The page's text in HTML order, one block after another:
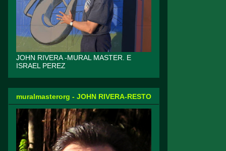
JOHN RIVERA -MURAL MASTER. E
ISRAEL PEREZ
muralmasterorg - JOHN RIVERA-RESTO